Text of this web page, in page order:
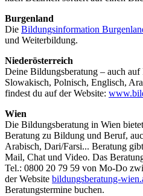
Burgenland
Die Bildungsinformation
und Weiterbildung.
Niederösterreich
Deine Bildungsberatung – auch
Slowakisch, Polnisch, Englisch,
findest du auf der Website:
Wien
Die Bildungsberatung in Wien
Beratung zu Bildung und Beruf,
Arabisch, Dari/Farsi... Beratung
Mail, Chat und Video. Das
Tel.: 0800 20 79 59 von Mo-Do
der Website bildungsberatung-
Beratungstermine buchen.